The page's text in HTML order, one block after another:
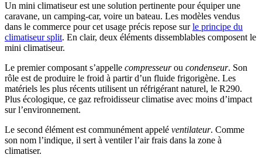
Un mini climatiseur est une solution pertinente pour équiper une
caravane, un camping-car, voire un bateau. Les modèles vendus
dans le commerce pour cet usage précis repose surle principe du
climatiseur split. En clair, deux éléments dissemblables composent le
mini climatiseur.
Le premier composant s’appelle compresseurou condenseur. Son
rôle est de produire le froid à partir d’un fluide frigorigène. Les
matériels les plus récents utilisent un réfrigérant naturel, le R290.
Plus écologique, ce gaz refroidisseur climatise avec moins d’impact
sur l’environnement.
Le second élément est communément appelé ventilateur. Comme
son nom l’indique, il sert à ventiler l’air frais dans la zone à
climatiser.